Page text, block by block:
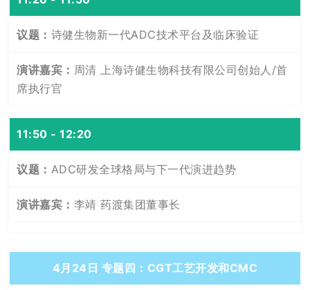
诗健生物新一代ADC技术平台及临床验证
周清 上海诗健生物科技有限公司创始人/首
席执行官
11:50 - 12:20
ADC研发全球格局与下一代演进趋势
李靖 药渡集团董事长
4月24日 专题四：CGT工艺开发和CMC